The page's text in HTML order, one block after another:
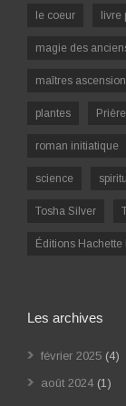
le coeur livre
magie des
maîtres
plantes
roman initiatique
science
Tosha Silver
Éditions
Les archives
février 2025 (4)
août 2024 (1)